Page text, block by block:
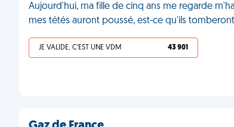
Aujourd'hui, ma fille de cinq ans me regarde
mes tétés auront poussé, est-ce qu'ils
JE VALIDE, C'EST UNE VDM 43 901